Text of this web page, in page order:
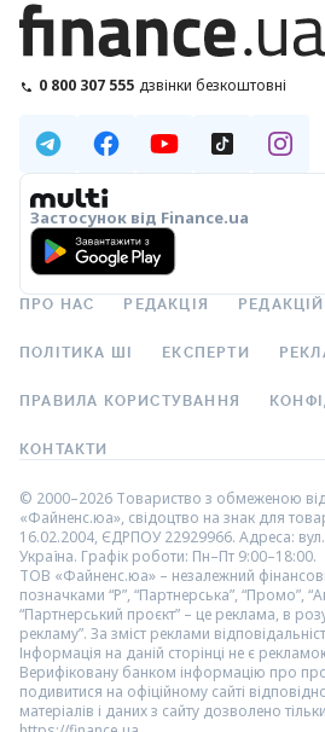
0 800 307 555 дзвінки безкоштовні
Застосунок від Finance.ua
ПРО НАС РЕДАКЦІЯ
ПОЛІТИКА ШІ ЕКСПЕРТИ
ПРАВИЛА КОРИСТУВАННЯ
КОНТАКТИ
© 2000–2026 Товариство з обмеженою
«Файненс.юа», свідоцтво на знак для
16.02.2004, ЄДРПОУ 22929966. Адреса:
Україна. Графік роботи: Пн–Пт 9:00–18:00.
ТОВ «Файненс.юа» – незалежний
позначками “Р”, “Партнерська”, “Промо”,
“Партнерський проєкт” – це реклама, в
рекламу”. За зміст реклами
Інформація на даній сторінці не є
Верифіковану банком інформацію про
подивитися на офіційному сайті
матеріалів і даних з сайту дозволено